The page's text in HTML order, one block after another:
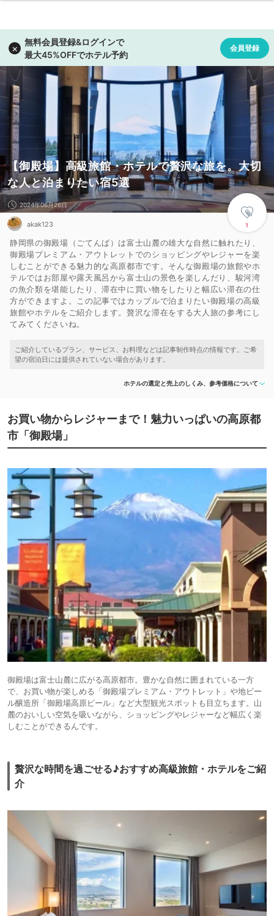
【御殿場】高級旅館・ホテルで贅沢な旅を。大切
な人と泊まりたい宿5選
1
2024年06月26日
akak123
静岡県の御殿場（ごてんば）は富士山麓の雄大な自然に触れたり、
御殿場プレミアム・アウトレットでのショッピングやレジャーを楽
しむことができる魅力的な高原都市です。そんな御殿場の旅館やホ
テルではお部屋や露天風呂から富士山の景色を楽しんだり、駿河湾
の魚介類を堪能したり、滞在中に買い物をしたりと幅広い滞在の仕
方ができますよ。この記事ではカップルで泊まりたい御殿場の高級
旅館やホテルをご紹介します。贅沢な滞在をする大人旅の参考にし
てみてくださいね。
ホテルの選定と売上のしくみ、参考価格について
お買い物からレジャーまで！魅力いっぱいの高原都
市「御殿場」
御殿場は富士山麓に広がる高原都市。豊かな自然に囲まれている一方
で、お買い物が楽しめる「御殿場プレミアム・アウトレット」や地ビー
ル醸造所「御殿場高原ビール」など大型観光スポットも目立ちます。山
麓のおいしい空気を吸いながら、ショッピングやレジャーなど幅広く楽
しむことができるんです。
贅沢な時間を過ごせる♪おすすめ高級旅館・ホテルをご紹
介